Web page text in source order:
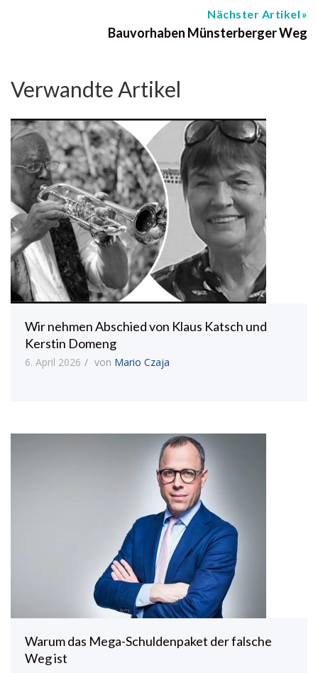
Nächster Artikel
Bauvorhaben Münsterberger Weg
Verwandte Artikel
Wir nehmen Abschied von Klaus Katsch und
Kerstin Domeng
6. April 2026 von Mario Czaja
Warum das Mega-Schuldenpaket der falsche
Weg ist